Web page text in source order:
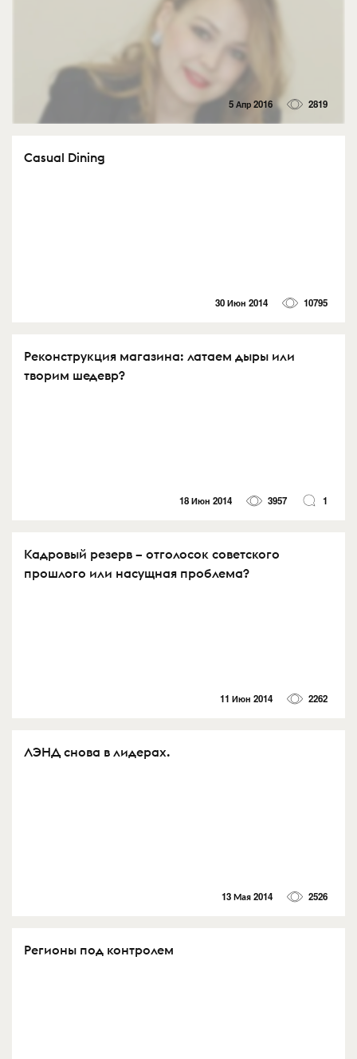
5 Апр 2016 2819
Casual Dining
30 Июн 2014 10795
Реконструкция магазина: латаем дыры или
творим шедевр?
18 Июн 2014 3957 1
Кадровый резерв – отголосок советского
прошлого или насущная проблема?
11 Июн 2014 2262
ЛЭНД снова в лидерах.
13 Мая 2014 2526
Регионы под контролем